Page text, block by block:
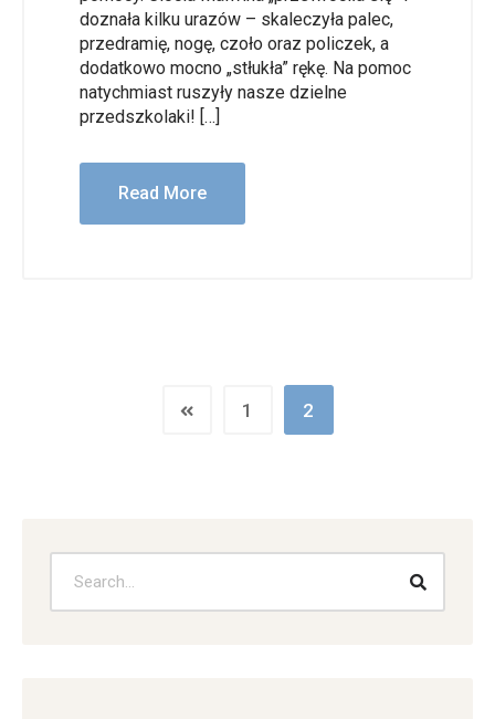
doznała kilku urazów – skaleczyła palec,
przedramię, nogę, czoło oraz policzek, a
dodatkowo mocno „stłukła” rękę. Na pomoc
natychmiast ruszyły nasze dzielne
przedszkolaki! […]
Read More
1 2